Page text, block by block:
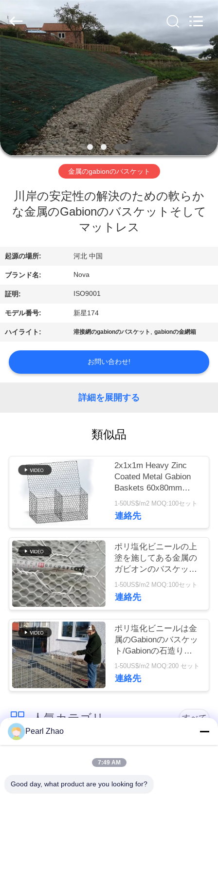
家
へ
製
品
ビ
オ
シ
ョ
ー
わ
し
い
場
ツ
ア
ー
品
質
管
理
連
絡
Copyright
©
2019
-
2026
Nova
Metal
Wire
Mesh
Products
Ltd..
All
Rights
Reserved.
金属のgabionのバスケット
川岸の安定性の解決のための軟らか
な金属のGabionのバスケットそして
マットレス
起源の場所: 河北 中国
ブランド名: Nova
証明: ISO9001
モデル番号: 新星174
ハイライト: 溶接網のgabionのバスケット ,gabionの金網箱
お問い合わせ!
詳細を展開する
類似品
2x1x1m Heavy Zinc
Coated Metal Gabion
Baskets 60x80mm
Hexagonal Mesh
1-50US$/m2 MOQ:100セット
連絡先
ポリ塩化ビニールの上
塗を施してある金属の
ガビオンのバスケット
の重い電流を通された
盛土の保護
1-50US$/m2 MOQ:100セット
連絡先
ポリ塩化ビニールは金
属のGabionのバスケッ
ト/Gabionの石造りの
おりの長い寿命に塗り
ました
1-50US$/m2 MOQ:200 セット
連絡先
人気カテゴリ すべて
ュ
Pearl Zhao
7:49 AM
Good day, what product are you looking for?